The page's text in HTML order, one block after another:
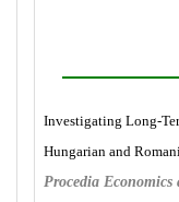
Investigating Long-
Hungarian and
Procedia